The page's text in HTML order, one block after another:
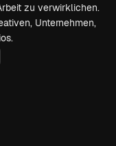
zu verwirklichen.
Unternehmen,